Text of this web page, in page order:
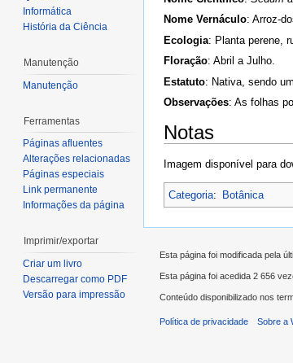
Nome Vernáculo: Arroz-
Ecologia: Planta perene,
Floração: Abril a Julho.
Estatuto: Nativa, sendo
Observações: As folhas
Notas
Imagem disponível para
Categoria: Botânica
Informática
História da Ciência
Manutenção
Manutenção
Ferramentas
Páginas afluentes
Alterações relacionadas
Páginas especiais
Link permanente
Informações da página
Imprimir/exportar
Criar um livro
Descarregar como PDF
Versão para impressão
Esta página foi modificada pela
Esta página foi acedida 2 656
Conteúdo disponibilizado nos
Política de privacidade Sobre a